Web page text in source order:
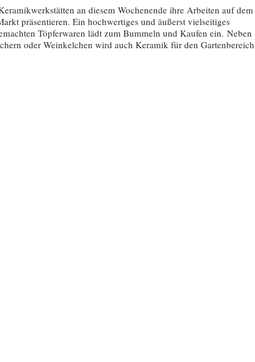
an diesem Wochenende ihre Arbeiten auf dem
präsentieren. Ein hochwertiges und äußerst vielseitiges
Töpferwaren lädt zum Bummeln und Kaufen ein. Neben
oder Weinkelchen wird auch Keramik für den Gartenbereich